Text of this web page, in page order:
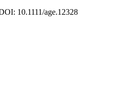
10.1111/age.12328